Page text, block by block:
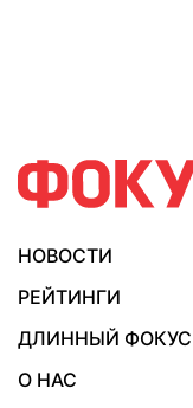
НОВОСТИ
РЕЙТИНГИ
ДЛИННЫЙ ФОКУС
О НАС